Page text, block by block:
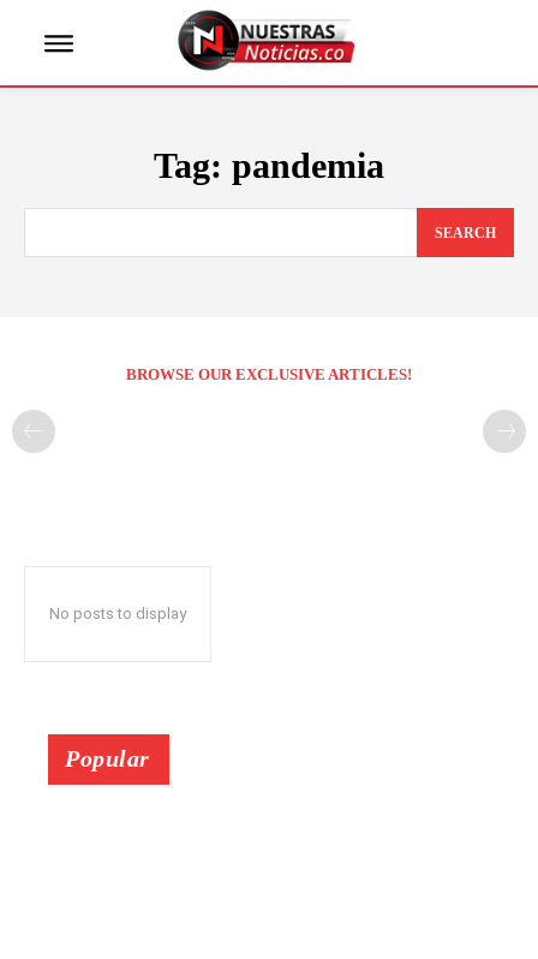
Tag: pandemia
SEARCH
BROWSE OUR EXCLUSIVE ARTICLES!
No posts to display
Popular